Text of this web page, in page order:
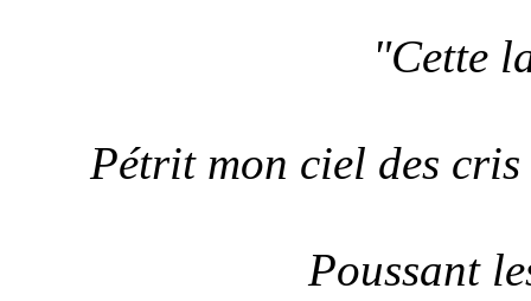
"Cette
Pétrit mon ciel des
Poussant